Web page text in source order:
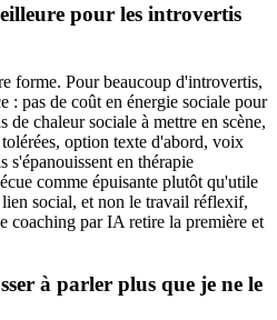
pour les introvertis
forme. Pour beaucoup d'introvertis,
: pas de coût en énergie sociale pour
de chaleur sociale à mettre en scène,
option texte d'abord, voix
s'épanouissent en thérapie
comme épuisante plutôt qu'utile
social, et non le travail réflexif,
coaching par IA retire la première et
à parler plus que je ne le